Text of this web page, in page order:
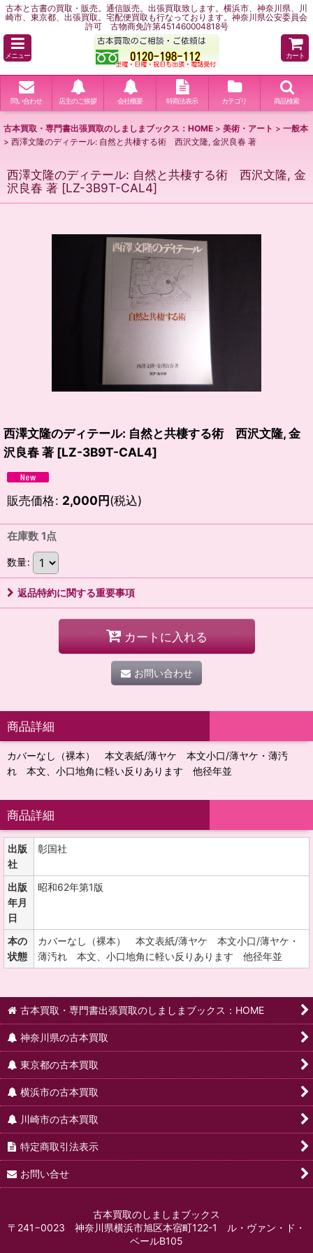
古本と古書の買取・販売。通信販売。出張買取致します。横浜市、神奈川県、川
崎市、東京都、出張買取。宅配便買取も行なっております。神奈川県公安委員会
許可 古物商免許第451460004818号
メニュー カート
問い合わせ 店主のご挨拶 会社概要 特商法表示 カテゴリ 商品検索
古本買取・専門書出張買取のしましまブックス：HOME > 美術・アート > 一般本
> 西澤文隆のディテール: 自然と共棲する術 西沢文隆, 金沢良春 著
西澤文隆のディテール: 自然と共棲する術 西沢文隆, 金
沢良春 著 [LZ-3B9T-CAL4]
西澤文隆のディテール: 自然と共棲する術 西沢文隆, 金
沢良春 著 [LZ-3B9T-CAL4]
販売価格: 2,000円(税込)
在庫数 1点
数量:
返品特約に関する重要事項
カートに入れる
お問い合わせ
商品詳細
カバーなし（裸本） 本文表紙/薄ヤケ 本文小口/薄ヤケ・薄汚
れ 本文、小口地角に軽い反りあります 他径年並
商品詳細
出版
社
彰国社
出版
年月
日
昭和62年第1版
本の
状態
カバーなし（裸本） 本文表紙/薄ヤケ 本文小口/薄ヤケ・
薄汚れ 本文、小口地角に軽い反りあります 他径年並
古本買取・専門書出張買取のしましまブックス：HOME
神奈川県の古本買取
東京都の古本買取
横浜市の古本買取
川崎市の古本買取
特定商取引法表示
お問い合せ
古本買取のしましまブックス
〒241−0023 神奈川県横浜市旭区本宿町122-1 ル・ヴァン・ド・
ベールB105